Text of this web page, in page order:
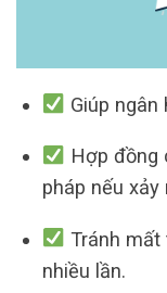
Giúp ngân
Hợp đồng
pháp nếu xảy
Tránh
nhiều lần.